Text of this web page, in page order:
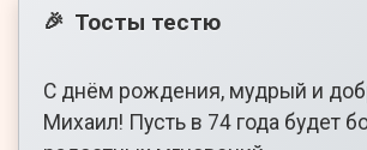
🎉 Тосты тестю
С днём рождения, мудрый и
Михаил! Пусть в 74 года будет